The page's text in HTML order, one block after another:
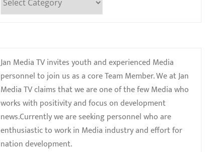
Jan Media TV invites youth and experienced Media
personnel to join us as a core Team Member. We at Jan
Media TV claims that we are one of the few Media who
works with positivity and focus on development
news.Currently we are seeking personnel who are
enthusiastic to work in Media industry and effort for
nation development.